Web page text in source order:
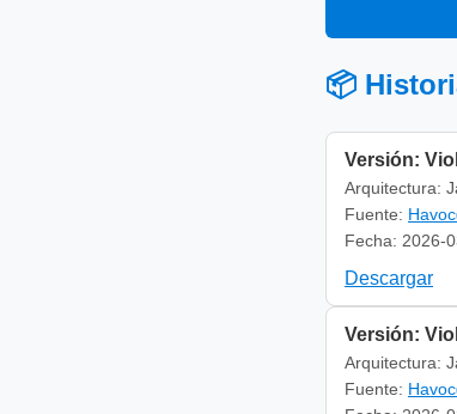
📦
Versión:
Arquitectura:
Fuente:
Fecha: 2026-
Descargar
Versión:
Arquitectura:
Fuente: